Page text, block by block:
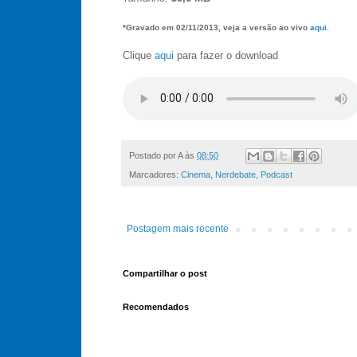
*Gravado em 02/11/2013, veja a versão ao vivo aqui
Clique aqui para fazer o download
Postado porA às 08:50
Marcadores: Cinema Nerdebate Podcast
Postagem mais recente
Compartilhar o post
Recomendados